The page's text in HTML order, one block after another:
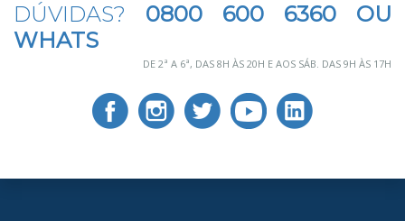
DÚVIDAS? 0800 600 6360 OU
WHATS
DE 2ª A 6ª, DAS 8H ÀS 20H E AOS SÁB. DAS 9H ÀS 17H